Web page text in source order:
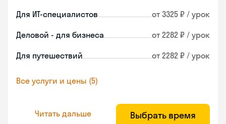
Для ИТ-специалистов от 3325 ₽ / урок
Деловой - для бизнеса от 2282 ₽ / урок
Для путешествий от 2282 ₽ / урок
Все услуги и цены (5)
Читать дальше Выбрать время